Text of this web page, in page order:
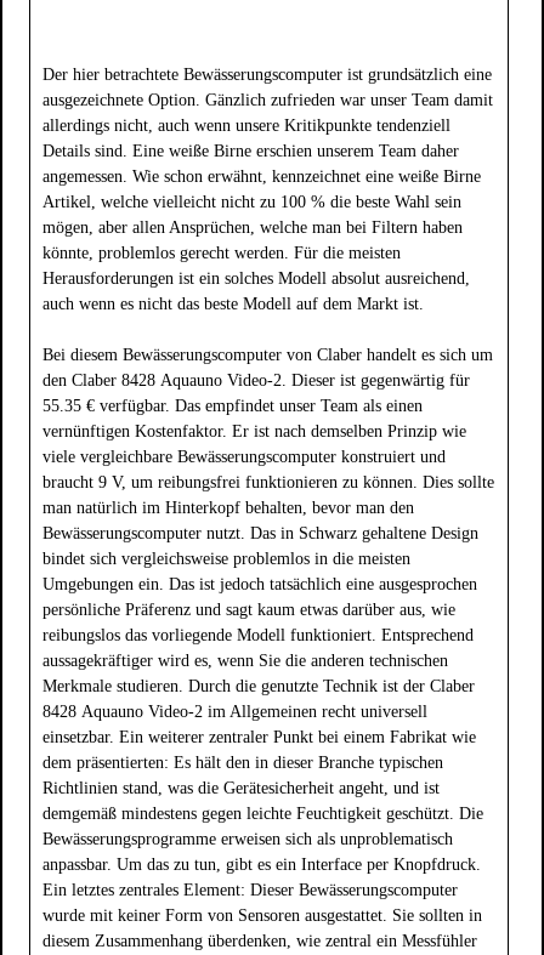
Der hier betrachtete Bewässerungscomputer ist grundsätzlich eine
ausgezeichnete Option. Gänzlich zufrieden war unser Team damit
allerdings nicht, auch wenn unsere Kritikpunkte tendenziell
Details sind. Eine weiße Birne erschien unserem Team daher
angemessen. Wie schon erwähnt, kennzeichnet eine weiße Birne
Artikel, welche vielleicht nicht zu 100 % die beste Wahl sein
mögen, aber allen Ansprüchen, welche man bei Filtern haben
könnte, problemlos gerecht werden. Für die meisten
Herausforderungen ist ein solches Modell absolut ausreichend,
auch wenn es nicht das beste Modell auf dem Markt ist.
Bei diesem Bewässerungscomputer von Claber handelt es sich um
den Claber 8428 Aquauno Video-2. Dieser ist gegenwärtig für
55.35 € verfügbar. Das empfindet unser Team als einen
vernünftigen Kostenfaktor. Er ist nach demselben Prinzip wie
viele vergleichbare Bewässerungscomputer konstruiert und
braucht 9 V, um reibungsfrei funktionieren zu können. Dies sollte
man natürlich im Hinterkopf behalten, bevor man den
Bewässerungscomputer nutzt. Das in Schwarz gehaltene Design
bindet sich vergleichsweise problemlos in die meisten
Umgebungen ein. Das ist jedoch tatsächlich eine ausgesprochen
persönliche Präferenz und sagt kaum etwas darüber aus, wie
reibungslos das vorliegende Modell funktioniert. Entsprechend
aussagekräftiger wird es, wenn Sie die anderen technischen
Merkmale studieren. Durch die genutzte Technik ist der Claber
8428 Aquauno Video-2 im Allgemeinen recht universell
einsetzbar. Ein weiterer zentraler Punkt bei einem Fabrikat wie
dem präsentierten: Es hält den in dieser Branche typischen
Richtlinien stand, was die Gerätesicherheit angeht, und ist
demgemäß mindestens gegen leichte Feuchtigkeit geschützt. Die
Bewässerungsprogramme erweisen sich als unproblematisch
anpassbar. Um das zu tun, gibt es ein Interface per Knopfdruck.
Ein letztes zentrales Element: Dieser Bewässerungscomputer
wurde mit keiner Form von Sensoren ausgestattet. Sie sollten in
diesem Zusammenhang überdenken, wie zentral ein Messfühler